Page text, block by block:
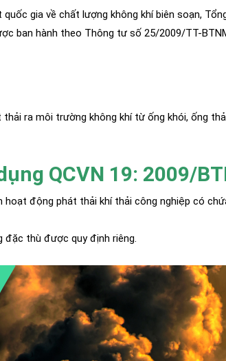
gia về chất lượng không khí biên soạn,
ban hành theo Thông tư số 25/2009/TT-
ra môi trường không khí từ ống khói, ống
QCVN 19: 2009/
hoạt động phát thải khí thải công nghiệp có
đặc thù được quy định riêng.